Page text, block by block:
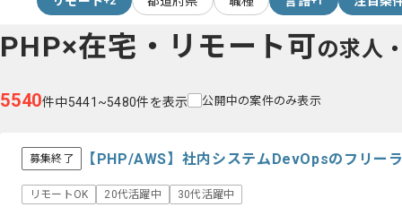
PHP×在宅・リモート可の求人
5540件中5441~5480件を表示 公開中の案件のみ表示
募集終了 【PHP/AWS】社内システムDevOpsのフリー
リモートOK 20代活躍中 30代活躍中